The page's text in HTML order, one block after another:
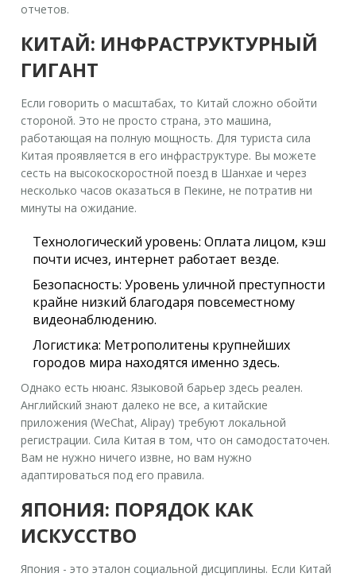
отчетов.
КИТАЙ: ИНФРАСТРУКТУРНЫЙ
ГИГАНТ
Если говорить о масштабах, то Китай сложно обойти
стороной. Это не просто страна, это машина,
работающая на полную мощность. Для туриста сила
Китая проявляется в его инфраструктуре. Вы можете
сесть на высокоскоростной поезд в Шанхае и через
несколько часов оказаться в Пекине, не потратив ни
минуты на ожидание.
Технологический уровень: Оплата лицом, кэш
почти исчез, интернет работает везде.
Безопасность: Уровень уличной преступности
крайне низкий благодаря повсеместному
видеонаблюдению.
Логистика: Метрополитены крупнейших
городов мира находятся именно здесь.
Однако есть нюанс. Языковой барьер здесь реален.
Английский знают далеко не все, а китайские
приложения (WeChat, Alipay) требуют локальной
регистрации. Сила Китая в том, что он самодостаточен.
Вам не нужно ничего извне, но вам нужно
адаптироваться под его правила.
ЯПОНИЯ: ПОРЯДОК КАК
ИСКУССТВО
Япония - это эталон социальной дисциплины. Если Китай